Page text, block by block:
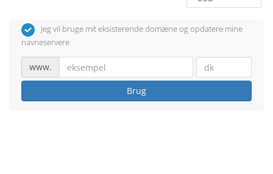
Jeg vil bruge mit eksisterende domæne og opdatere mine
navneservere
www.
Brug